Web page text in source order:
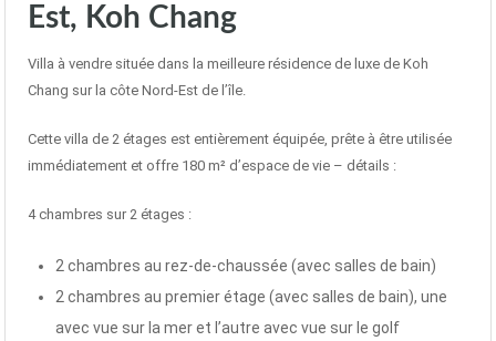
Est, Koh Chang
Villa à vendre située dans la meilleure résidence de luxe de Koh
Chang sur la côte Nord-Est de l’île.
Cette villa de 2 étages est entièrement équipée, prête à être utilisée
immédiatement et offre 180 m² d’espace de vie – détails :
4 chambres sur 2 étages :
2 chambres au rez-de-chaussée (avec salles de bain)
2 chambres au premier étage (avec salles de bain), une
avec vue sur la mer et l’autre avec vue sur le golf